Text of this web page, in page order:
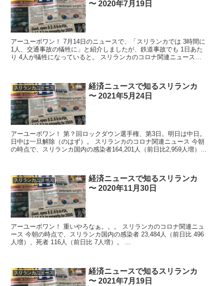
〜 2020年7月19日
アーユーボワン！ 7月14日のニュースで、「スリランカでは 3時間に
1人、交通事故の犠牲に」と紹介しましたが、鉄道事故でも 1日あた
り 4人が犠牲になっていると。 スリランカのコロナ関連ニュース
スリランカニュース
経済ニュースで知るスリランカ
〜 2021年5月24日
アーユーボワン！ 第？回ロックダウン選手権、第3日。明日は中日。
日中は一旦解除（のはず）。 スリランカのコロナ関連ニュース 今朝
の時点で、スリランカ国内の感染者164,201人（前日比2,959人増）、
スリランカニュース
経済ニュースで知るスリランカ
〜 2020年11月30日
アーユーボワン！ 重いやろなぁ。。。 スリランカのコロナ関連ニュ
ース 今朝の時点で、スリランカ国内の感染者 23,484人（前日比 496
スリランカニュース
経済ニュースで知るスリランカ
〜 2021年7月19日